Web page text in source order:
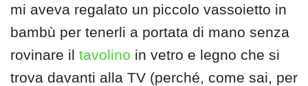
mi aveva regalato un piccolo vassoietto in
bambù per tenerli a portata di mano senza
rovinare il tavolino in vetro e legno che si
trova davanti alla TV (perché, come sai, per